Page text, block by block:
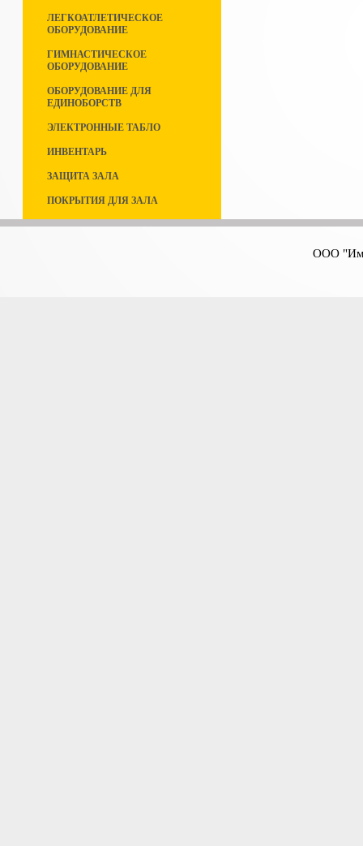
ЛЕГКОАТЛЕТИЧЕСКОЕ
ОБОРУДОВАНИЕ
ГИМНАСТИЧЕСКОЕ
ОБОРУДОВАНИЕ
ОБОРУДОВАНИЕ ДЛЯ
ЕДИНОБОРСТВ
ЭЛЕКТРОННЫЕ ТАБЛО
ИНВЕНТАРЬ
ЗАЩИТА ЗАЛА
ПОКРЫТИЯ ДЛЯ ЗАЛА
ООО